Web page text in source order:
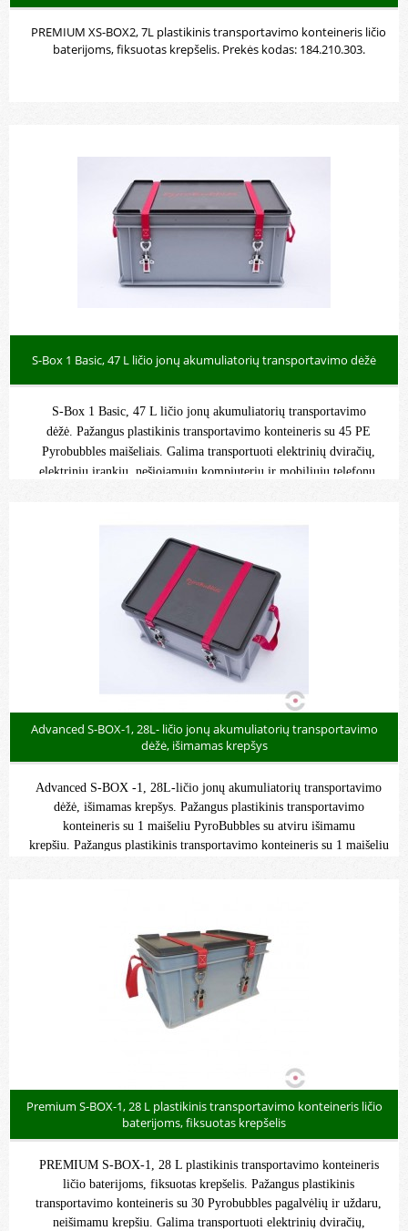
PREMIUM XS-BOX2, 7L plastikinis transportavimo konteineris ličio
baterijoms, fiksuotas krepšelis. Prekės kodas: 184.210.303.
S-Box 1 Basic, 47 L ličio jonų akumuliatorių transportavimo dėžė
S-Box 1 Basic, 47 L ličio jonų akumuliatorių transportavimo
dėžė. Pažangus plastikinis transportavimo konteineris su 45 PE
Pyrobubbles maišeliais. Galima transportuoti elektrinių dviračių,
elektrinių įrankių, nešiojamųjų kompiuterių ir mobiliųjų telefonų,
Advanced S-BOX-1, 28L- ličio jonų akumuliatorių transportavimo
dėžė, išimamas krepšys
Advanced S-BOX -1, 28L-ličio jonų akumuliatorių transportavimo
dėžė, išimamas krepšys. Pažangus plastikinis transportavimo
konteineris su 1 maišeliu PyroBubbles su atviru išimamu
krepšiu. Pažangus plastikinis transportavimo konteineris su 1 maišeliu
Premium S-BOX-1, 28 L plastikinis transportavimo konteineris ličio
baterijoms, fiksuotas krepšelis
PREMIUM S-BOX-1, 28 L plastikinis transportavimo konteineris
ličio baterijoms, fiksuotas krepšelis. Pažangus plastikinis
transportavimo konteineris su 30 Pyrobubbles pagalvėlių ir uždaru,
neišimamu krepšiu. Galima transportuoti elektrinių dviračių,